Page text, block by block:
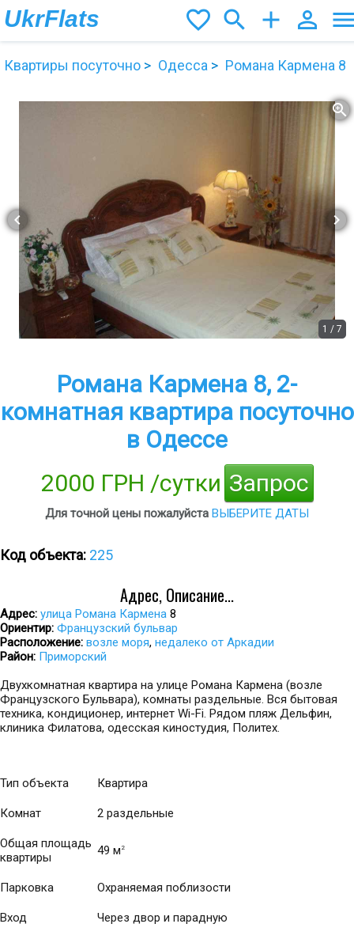
UkrFlats person_outline
add
search
favorite_border
Квартиры посуточно Одесса Романа Кармена 8
zoom_in
chevron_left chevron_right
1 / 7
Романа Кармена 8, 2-
комнатная квартира посуточно
в Одессе
2000 ГРН /сутки Запрос
Для точной цены пожалуйста ВЫБЕРИТЕ ДАТЫ
Код объекта: 225
Адрес, Описание...
Адрес: улица Романа Кармена 8
Ориентир: Французский бульвар
Расположение: возле моря, недалеко от Аркадии
Район: Приморский
Двухкомнатная квартира на улице Романа Кармена (возле
Французского Бульвара), комнаты раздельные. Вся бытовая
техника, кондиционер, интернет Wi-Fi. Рядом пляж Дельфин,
клиника Филатова, одесская киностудия, Политех.
Тип объекта Квартира
Комнат 2 раздельные
Общая площадь
квартиры
49 м 2
Парковка Охраняемая поблизости
Вход Через двор и парадную